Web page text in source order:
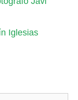
Iglesias